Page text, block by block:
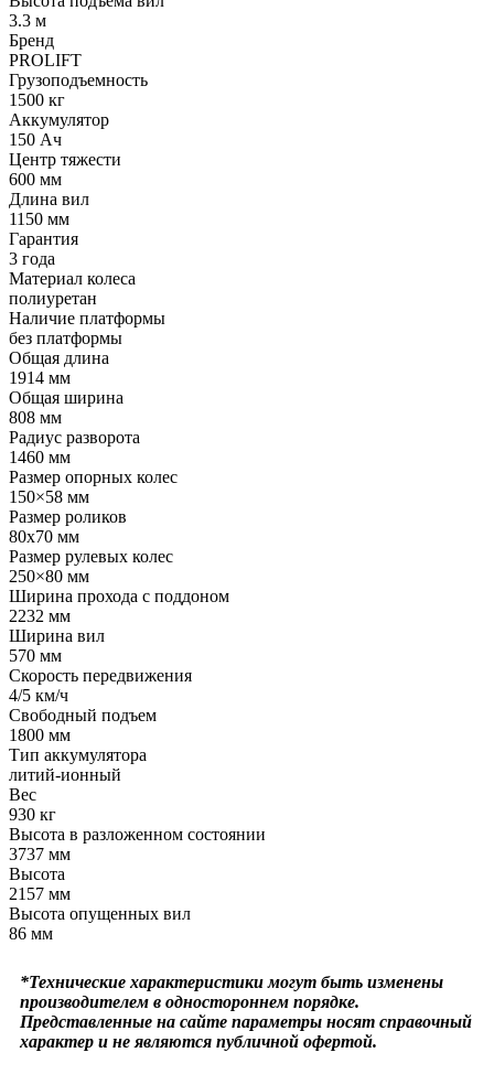
3.3 м
Бренд
PROLIFT
Грузоподъемность
1500 кг
Аккумулятор
150 Ач
Центр тяжести
600 мм
Длина вил
1150 мм
Гарантия
3 года
Материал колеса
полиуретан
Наличие платформы
без платформы
Общая длина
1914 мм
Общая ширина
808 мм
Радиус разворота
1460 мм
Размер опорных колес
150×58 мм
Размер роликов
80х70 мм
Размер рулевых колес
250×80 мм
Ширина прохода с поддоном
2232 мм
Ширина вил
570 мм
Скорость передвижения
4/5 км/ч
Свободный подъем
1800 мм
Тип аккумулятора
литий-ионный
Вес
930 кг
Высота в разложенном состоянии
3737 мм
Высота
2157 мм
Высота опущенных вил
86 мм
*Технические характеристики могут быть изменены
производителем в одностороннем порядке.
Представленные на сайте параметры носят справочный
характер и не являются публичной офертой.